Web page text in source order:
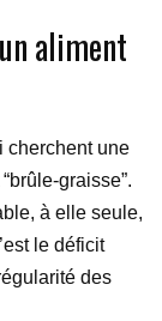
aliment
cherchent une
graisse”.
à elle seule,
le déficit
des